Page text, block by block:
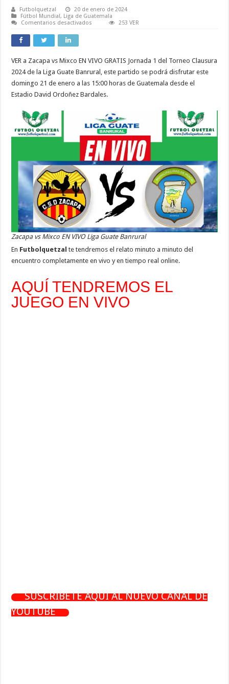
Futbolquetzal
20 de enero de 2024
Fútbol Mundial, Liga de Guatemala
Comentarios desactivados
VIVO
ONLINE
TV
Jornada
del
Liga
Guate
Banrural
253 VER
VER a Zacapa vs Mixco EN VIVO GRATIS Jornada 1 del Torneo Clausura
2024 de la Liga Guate Banrural, este partido se podrá disfrutar este
domingo 21 de enero a las 15:00 horas de Guatemala desde el
Estadio David Ordoñez Bardales.
Zacapa vs Mixco EN VIVO Liga Guate Banrural
En Futbolquetzalte tendremos el relato minuto a minuto del
encuentro completamente en vivo y en tiempo real online.
AQUÍ TENDREMOS EL
JUEGO EN VIVO
SUSCRÍBETE AQUÍ AL NUEVO CANAL DE
YOUTUBE